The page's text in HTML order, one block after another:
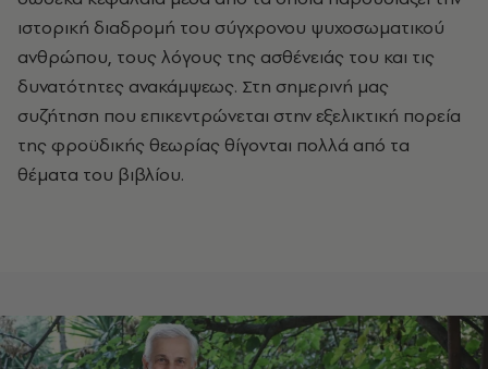
ιστορική διαδρομή του σύγχρονου ψυχοσωματικού
ανθρώπου, τους λόγους της ασθένειάς του και τις
δυνατότητες ανακάμψεως. Στη σημερινή μας
συζήτηση που επικεντρώνεται στην εξελικτική πορεία
της φροϋδικής θεωρίας θίγονται πολλά από τα
θέματα του βιβλίου.